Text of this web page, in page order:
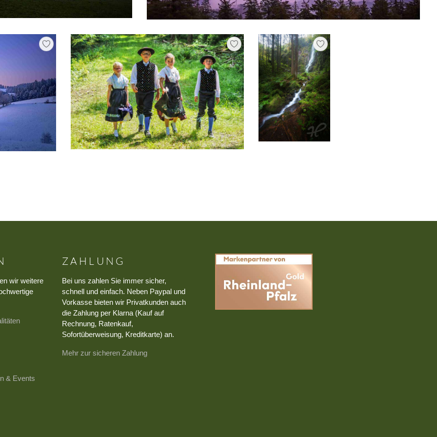
wir weitere
& Events
ZAHLUNG
Bei uns zahlen Sie immer sicher,
schnell und einfach. Neben Paypal und
Vorkasse bieten wir Privatkunden auch
die Zahlung per Klarna (Kauf auf
Rechnung, Ratenkauf,
Sofortüberweisung, Kreditkarte) an.
Mehr zur sicheren Zahlung